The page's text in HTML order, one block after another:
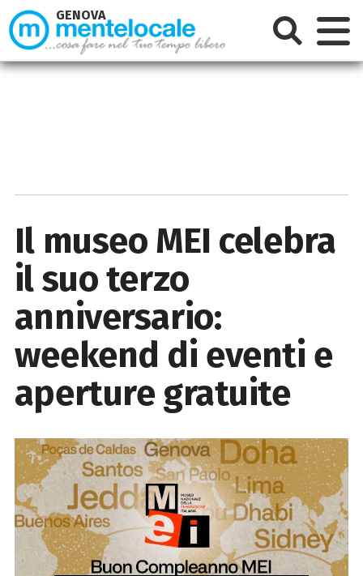
Il museo MEI celebra
il suo terzo
anniversario:
weekend di eventi e
aperture gratuite
GENOVA